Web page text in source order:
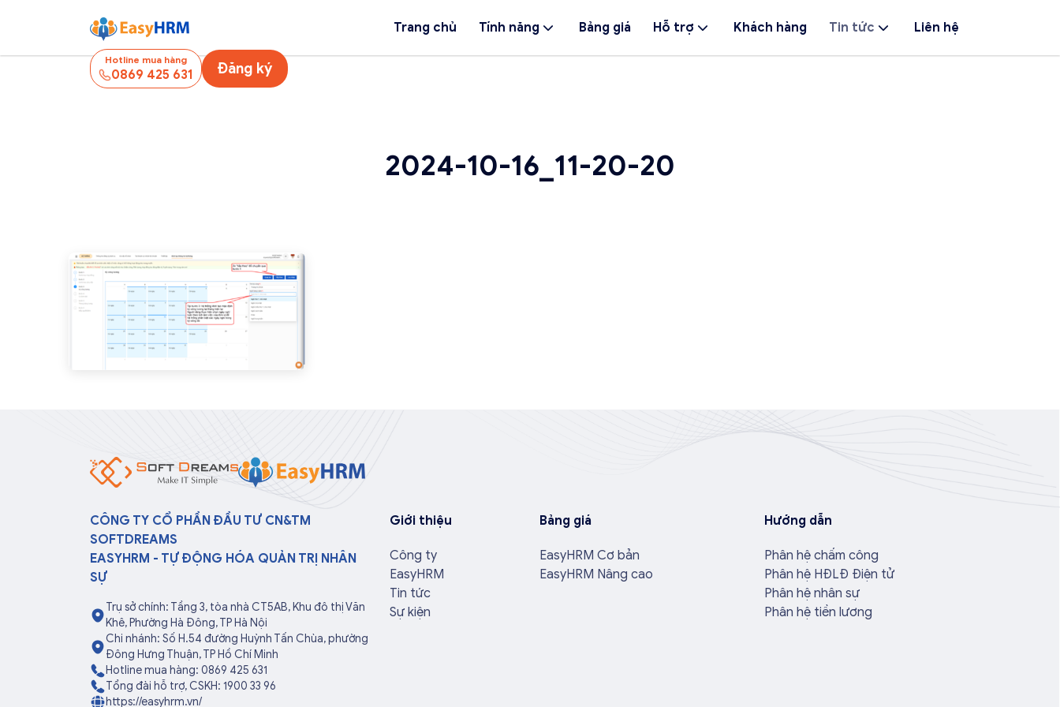
Trang chủ Tính năng Bảng giá Hỗ trợ Khách hàng Tin tức Liên hệ
Hotline mua hàng
0869 425 631 Đăng ký
2024-10-16_11-20-20
CÔNG TY CỔ PHẦN ĐẦU TƯ CN&TM
SOFTDREAMS
EASYHRM - TỰ ĐỘNG HÓA QUẢN TRỊ NHÂN
SỰ
Trụ sở chính: Tầng 3, tòa nhà CT5AB, Khu đô thị Văn
Khê, Phường Hà Đông, TP Hà Nội
Chi nhánh: Số H.54 đường Huỳnh Tấn Chùa, phường
Đông Hưng Thuận, TP Hồ Chí Minh
Hotline mua hàng: 0869 425 631
Tổng đài hỗ trợ, CSKH: 1900 33 96
https://easyhrm.vn/
Giới thiệu
Công ty
EasyHRM
Tin tức
Sự kiện
Bảng giá
EasyHRM Cơ bản
EasyHRM Nâng cao
Hướng dẫn
Phân hệ chấm công
Phân hệ HĐLĐ Điện tử
Phân hệ nhân sự
Phân hệ tiền lương